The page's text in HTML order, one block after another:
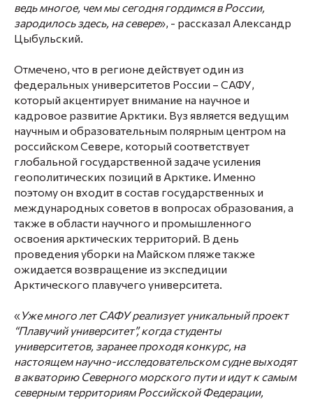
ведь многое, чем мы сегодня гордимся в России,
зародилось здесь, на севере», - рассказал Александр
Цыбульский.
Отмечено, что в регионе действует один из
федеральных университетов России – САФУ,
который акцентирует внимание на научное и
кадровое развитие Арктики. Вуз является ведущим
научным и образовательным полярным центром на
российском Севере, который соответствует
глобальной государственной задаче усиления
геополитических позиций в Арктике. Именно
поэтому он входит в состав государственных и
международных советов в вопросах образования, а
также в области научного и промышленного
освоения арктических территорий. В день
проведения уборки на Майском пляже также
ожидается возвращение из экспедиции
Арктического плавучего университета.
«Уже много лет САФУ реализует уникальный проект
“Плавучий университет”, когда студенты
университетов, заранее проходя конкурс, на
настоящем научно-исследовательском судне выходят
в акваторию Северного морского пути и идут к самым
северным территориям Российской Федерации,